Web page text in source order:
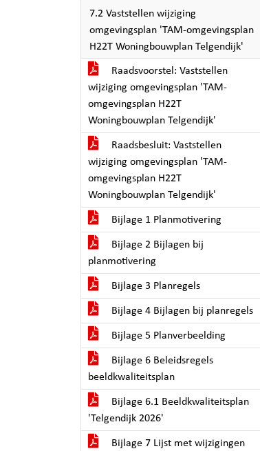
7.2 Vaststellen wijziging
omgevingsplan 'TAM-omgevingsplan
H22T Woningbouwplan Telgendijk'
Raadsvoorstel: Vaststellen
wijziging omgevingsplan 'TAM-
omgevingsplan H22T
Woningbouwplan Telgendijk'
Raadsbesluit: Vaststellen
wijziging omgevingsplan 'TAM-
omgevingsplan H22T
Woningbouwplan Telgendijk'
Bijlage 1 Planmotivering
Bijlage 2 Bijlagen bij
planmotivering
Bijlage 3 Planregels
Bijlage 4 Bijlagen bij planregels
Bijlage 5 Planverbeelding
Bijlage 6 Beleidsregels
beeldkwaliteitsplan
Bijlage 6.1 Beeldkwaliteitsplan
'Telgendijk 2026'
Bijlage 7 Lijst met wijzigingen